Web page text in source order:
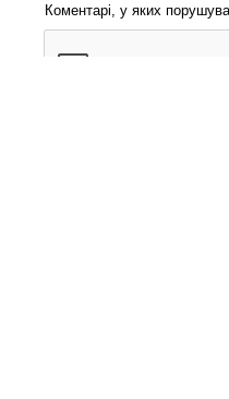
Коментарі, у яких